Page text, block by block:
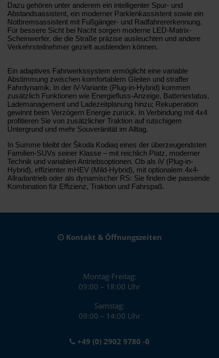
Dazu gehören unter anderem ein intelligenter Spur- und
Abstandsassistent, ein moderner Parklenkassistent sowie ein
Notbremsassistent mit Fußgänger- und Radfahrererkennung.
Für bessere Sicht bei Nacht sorgen moderne LED-Matrix-
Scheinwerfer, die die Straße präzise ausleuchten und andere
Verkehrsteilnehmer gezielt ausblenden können.
Ein adaptives Fahrwerkssystem ermöglicht eine variable
Abstimmung zwischen komfortablem Gleiten und straffer
Fahrdynamik. In der iV-Variante (Plug-in-Hybrid) kommen
zusätzlich Funktionen wie Energiefluss-Anzeige, Batteriestatus,
Lademanagement und Ladezeitplanung hinzu; Rekuperation
gewinnt beim Verzögern Energie zurück. In Verbindung mit 4x4
profitieren Sie von zusätzlicher Traktion auf rutschigem
Untergrund und mehr Souveränität im Alltag.
In Summe bleibt der Škoda Kodiaq eines der überzeugendsten
Familien-SUVs seiner Klasse – mit reichlich Platz, moderner
Technik und variablen Antriebsoptionen. Ob als iV (Plug-in-
Hybrid), effizienter mHEV (Mild-Hybrid), mit optionalem 4x4-
Allradantrieb oder als dynamischer RS: Sie finden die passende
Kombination für Effizienz, Traktion und Fahrspaß.
Kontakt & Öffnungszeiten
Montag-Freitag:
09:00 – 18:00 Uhr
Samstag:
09:00 – 14:00 Uhr
+49 (0) 2902 9780 -0